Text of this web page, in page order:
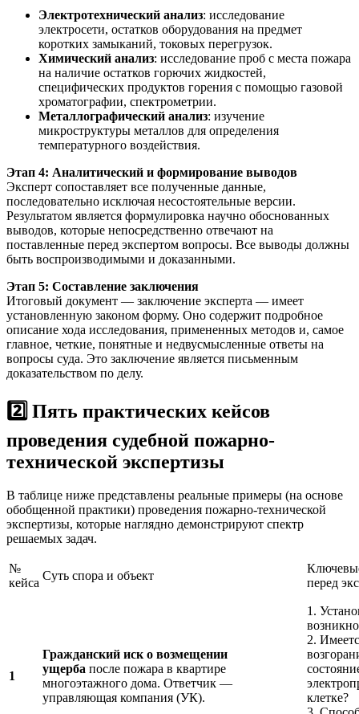
Электротехнический анализ: исследование
электросети, остатков оборудования на предмет
коротких замыканий, токовых перегрузок.
Химический анализ: исследование проб с места пожара
на наличие остатков горючих жидкостей,
специфических продуктов горения с помощью газовой
хроматографии, спектрометрии.
Металлографический анализ: изучение
микроструктуры металлов для определения
температурного воздействия.
Этап 4: Аналитический и формирование выводов
Эксперт сопоставляет все полученные данные,
последовательно исключая несостоятельные версии.
Результатом является формулировка научно обоснованных
выводов, которые непосредственно отвечают на
поставленные перед экспертом вопросы. Все выводы должны
быть воспроизводимыми и доказанными.
Этап 5: Составление заключения
Итоговый документ — заключение эксперта — имеет
установленную законом форму. Оно содержит подробное
описание хода исследования, примененных методов и, самое
главное, четкие, понятные и недвусмысленные ответы на
вопросы суда. Это заключение является письменным
доказательством по делу.
2️⃣ Пять практических кейсов
проведения судебной пожарно-
технической экспертизы
В таблице ниже представлены реальные примеры (на основе
обобщенной практики) проведения пожарно-технической
экспертизы, которые наглядно демонстрируют спектр
решаемых задач.
№
кейса
Суть спора и объект
перед
1
Гражданский иск о возмещении
ущерба после пожара в квартире
многоэтажного дома. Ответчик —
управляющая компания (УК).
1.
2.
клетке?